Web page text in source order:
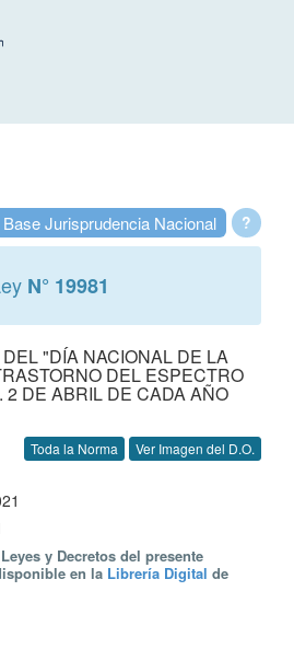
?
Base Jurisprudencia Nacional
N° 19981
"DÍA NACIONAL DE LA
DEL ESPECTRO
2 DE ABRIL DE CADA AÑO
Toda la Norma Ver Imagen del D.O.
y Decretos del presente
en la Librería Digital de